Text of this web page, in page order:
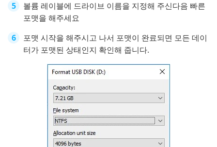
볼륨 레이블에 드라이브 이름을 지정해 주신다음 빠른
포맷을 해주세요
포맷 시작을 해주시고 나서 포맷이 완료되면 모든 데이
터가 포맷된 상태인지 확인해 줍니다.